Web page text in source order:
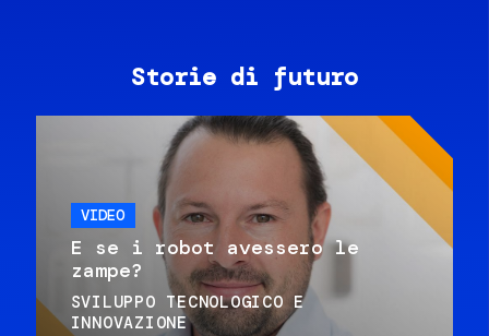
Storie di futuro
VIDEO
E se i robot avessero le
zampe?
SVILUPPO TECNOLOGICO E
INNOVAZIONE